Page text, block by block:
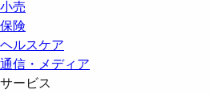
小売
保険
ヘルスケア
通信・メディア
サービス